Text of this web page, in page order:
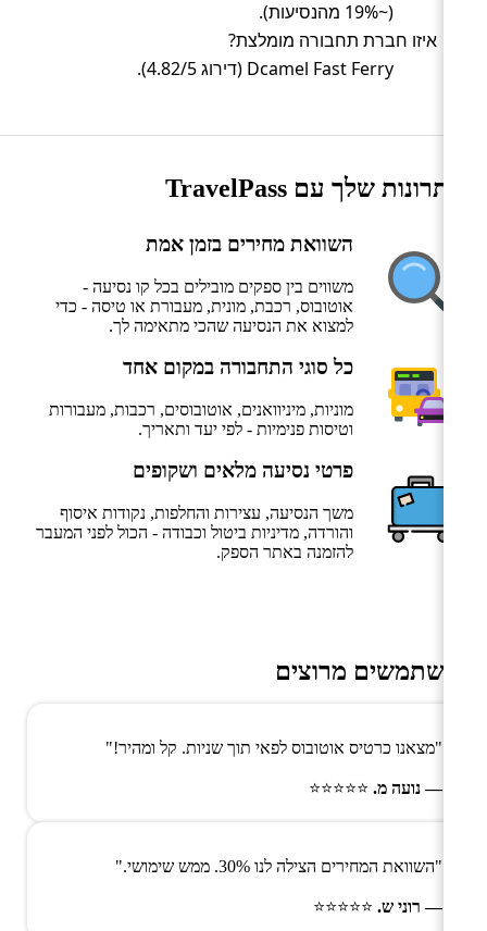
(~19% מהנסיעות).
איזו חברת תחבורה מומלצת?
Dcamel Fast Ferry (דירוג 4.82/5).
היתרונות שלך עם TravelPass
השוואת מחירים בזמן אמת
משווים בין ספקים מובילים בכל קו נסיעה -
אוטובוס, רכבת, מונית, מעבורת או טיסה - כדי
למצוא את הנסיעה שהכי מתאימה לך.
כל סוגי התחבורה במקום אחד
מוניות, מיניוואנים, אוטובוסים, רכבות, מעבורות
וטיסות פנימיות - לפי יעד ותאריך.
פרטי נסיעה מלאים ושקופים
משך הנסיעה, עצירות והחלפות, נקודות איסוף
והורדה, מדיניות ביטול וכבודה - הכול לפני המעבר
להזמנה באתר הספק.
משתמשים מרוצים
"מצאנו כרטיס אוטובוס לפאי תוך שניות. קל ומהיר!"
— נועה מ. ⭐⭐⭐⭐⭐
"השוואת המחירים הצילה לנו 30%. ממש שימושי."
— רוני ש. ⭐⭐⭐⭐⭐